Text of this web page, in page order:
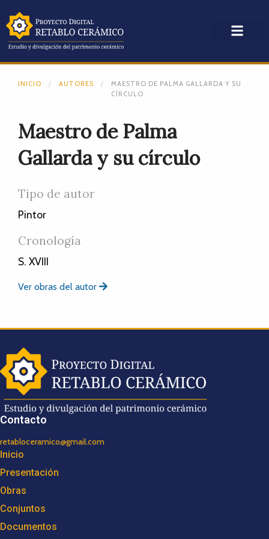
INICIO AUTORES
MAESTRO DE PALMA GALLARDA Y SU
CÍRCULO
Maestro de Palma
Gallarda y su círculo
Tipo de autor
Pintor
Cronología
S. XVIII
Ver obras del autor
Contacto
retabloceramico@gmail.com
Inicio
Presentación
Obras
Conjuntos
Documentos